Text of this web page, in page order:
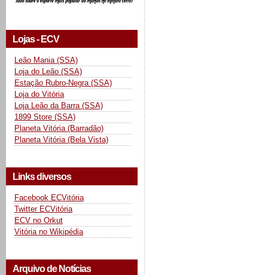
Lojas - ECV
Leão Mania (SSA)
Loja do Leão (SSA)
Estação Rubro-Negra (SSA)
Loja do Vitória
Loja Leão da Barra (SSA)
1899 Store (SSA)
Planeta Vitória (Barradão)
Planeta Vitória (Bela Vista)
Links diversos
Facebook ECVitória
Twitter ECVitória
ECV no Orkut
Vitória no Wikipédia
Arquivo de Notícias